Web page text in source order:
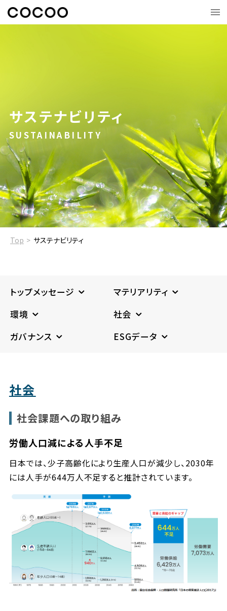
サステナビリティ
SUSTAINABILITY
Top サステナビリティ
トップメッセージ
マテリアリティ
環境
社会
ガバナンス
ESGデータ
社会
社会課題への取り組み
労働人口減による人手不足
日本では、少子高齢化により生産人口が減少し、2030年
には人手が644万人不足すると推計されています。